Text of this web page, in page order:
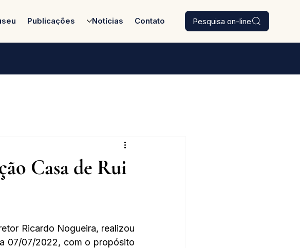
Pesquisa on-line
Publicações Notícias Contato
Casa de Rui
Ricardo Nogueira, realizou
07/07/2022, com o propósito